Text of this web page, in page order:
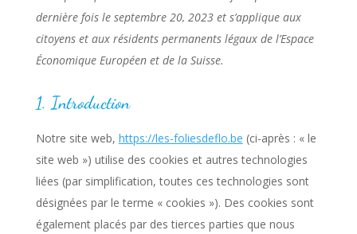
dernière fois le septembre 20, 2023 et s’applique aux
citoyens et aux résidents permanents légaux de l’Espace
Économique Européen et de la Suisse.
1. Introduction
Notre site web, https://les-foliesdeflo.be (ci-après : « le
site web ») utilise des cookies et autres technologies
liées (par simplification, toutes ces technologies sont
désignées par le terme « cookies »). Des cookies sont
également placés par des tierces parties que nous